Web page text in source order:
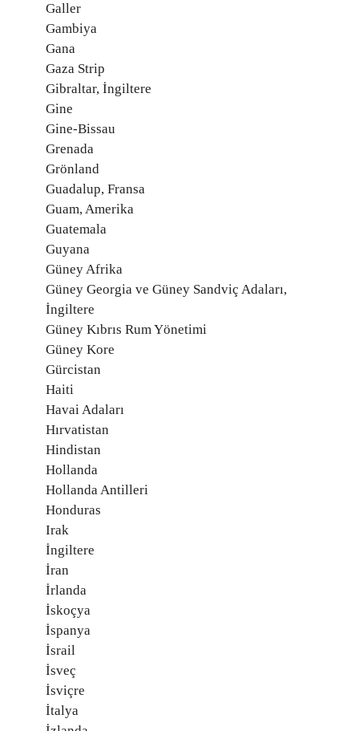
Galler
Gambiya
Gana
Gaza Strip
Gibraltar, İngiltere
Gine
Gine-Bissau
Grenada
Grönland
Guadalup, Fransa
Guam, Amerika
Guatemala
Guyana
Güney Afrika
Güney Georgia ve Güney Sandviç Adaları,
İngiltere
Güney Kıbrıs Rum Yönetimi
Güney Kore
Gürcistan
Haiti
Havai Adaları
Hırvatistan
Hindistan
Hollanda
Hollanda Antilleri
Honduras
Irak
İngiltere
İran
İrlanda
İskoçya
İspanya
İsrail
İsveç
İsviçre
İtalya